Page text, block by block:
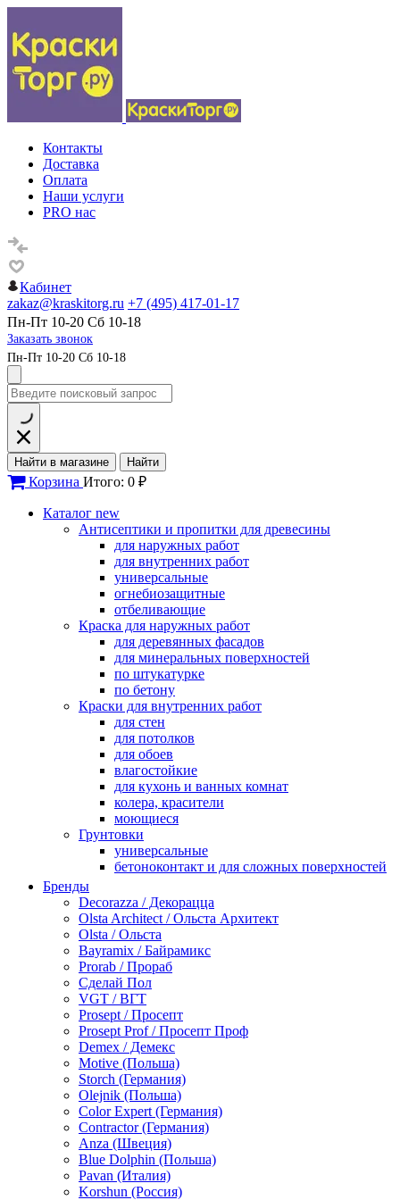
Контакты
Доставка
Оплата
Наши услуги
PRO нас
Кабинет
zakaz@kraskitorg.ru +7 (495) 417-01-17
Пн-Пт 10-20 Сб 10-18
Заказать звонок
Пн-Пт 10-20 Сб 10-18
Найти в магазине Найти
Корзина Итого: 0 ₽
Каталог new
Антисептики и пропитки для древесины
для наружных работ
для внутренних работ
универсальные
огнебиозащитные
отбеливающие
Краска для наружных работ
для деревянных фасадов
для минеральных поверхностей
по штукатурке
по бетону
Краски для внутренних работ
для стен
для потолков
для обоев
влагостойкие
для кухонь и ванных комнат
колера, красители
моющиеся
Грунтовки
универсальные
бетоноконтакт и для сложных поверхностей
по металлу
антикорозийные
под декоративные штукатурки
для гипсокартона
под штукатурку
Герметик
акриловые
силиконовые универсальные, нейтральные
силиконовые санитарные (антигрибковые)
шовные для срубов
для кровли
для каминов
полиуретановые
Декоративные штукатурки и краски
краски для декора, патина
мокрый шелк
венецианские (эффект мрамора)
песок (эффект песчаных вихрей)
декоративная шпаклевка
Бренды
Decorazza / Декорацца
Olsta Architect / Ольста Архитект
Olsta / Ольста
Bayramix / Байрамикс
Prorab / Прораб
Сделай Пол
VGT / ВГТ
Prosept / Просепт
Prosept Prof / Просепт Проф
Demex / Демекс
Motive (Польша)
Storch (Германия)
Olejnik (Польша)
Color Expert (Германия)
Contractor (Германия)
Anza (Швеция)
Blue Dolphin (Польша)
Pavan (Италия)
Korshun (Россия)